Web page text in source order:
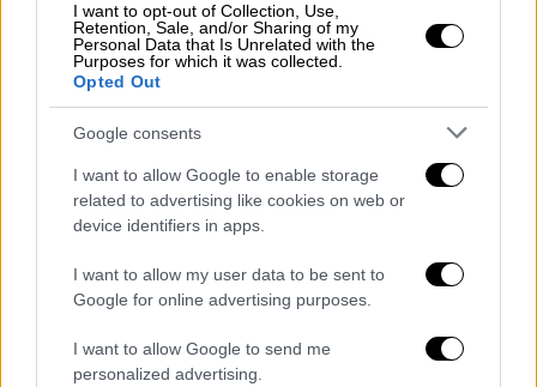
I want to opt-out of Collection, Use,
Retention, Sale, and/or Sharing of my
Personal Data that Is Unrelated with the
Purposes for which it was collected.
Opted Out
Google consents
I want to allow Google to enable storage
related to advertising like cookies on web or
device identifiers in apps.
I want to allow my user data to be sent to
Google for online advertising purposes.
I want to allow Google to send me
personalized advertising.